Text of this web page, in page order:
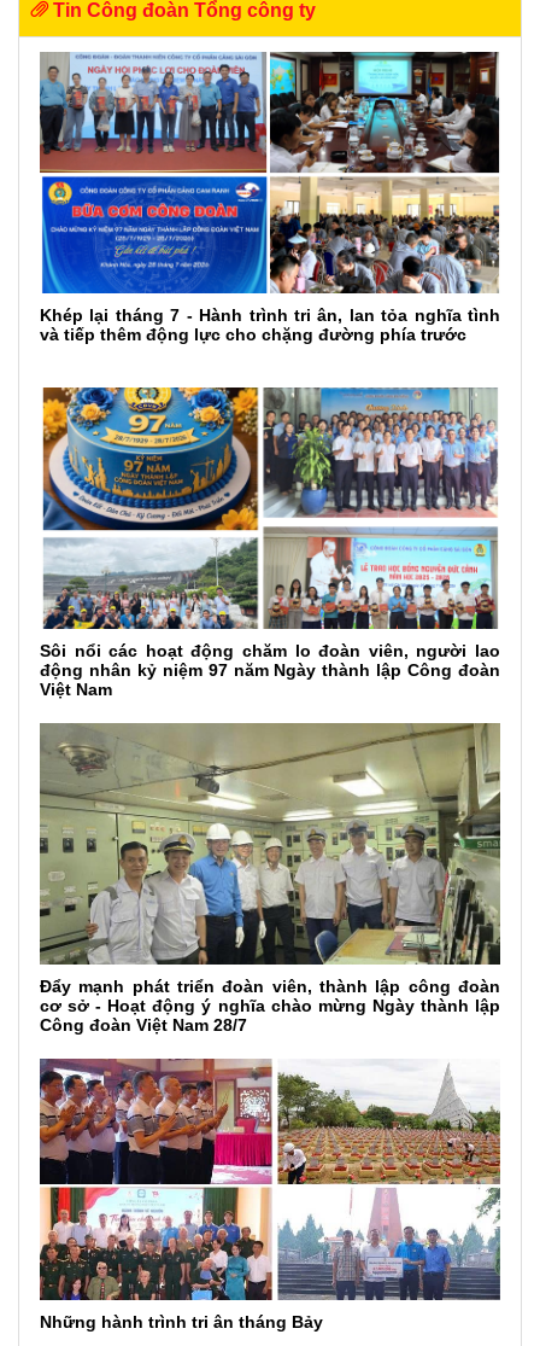
Tin Công đoàn Tổng công ty
Khép lại tháng 7 - Hành trình tri ân, lan tỏa nghĩa tình
và tiếp thêm động lực cho chặng đường phía trước
Sôi nổi các hoạt động chăm lo đoàn viên, người lao
động nhân kỷ niệm 97 năm Ngày thành lập Công đoàn
Việt Nam
Đẩy mạnh phát triển đoàn viên, thành lập công đoàn
cơ sở - Hoạt động ý nghĩa chào mừng Ngày thành lập
Công đoàn Việt Nam 28/7
Những hành trình tri ân tháng Bảy